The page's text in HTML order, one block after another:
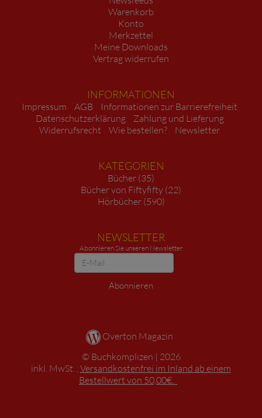
Warenkorb
Konto
Merkzettel
Meine Downloads
Vertrag widerrufen
INFORMATIONEN
Impressum AGB
Informationen zur Barrierefreiheit
Datenschutzerklärung
Zahlung und Lieferung
Widerrufsrecht
Wie bestellen? Newsletter
KATEGORIEN
Bücher (35)
Bücher von Fiftyfifty (22)
Hörbücher (590)
NEWSLETTER
Abonnieren Sie unseren Newsletter
Newsletter
Abonnieren
Overton Magazin
Buchkomplizen
2026
* inkl. MwSt. , Versandkostenfrei im Inland ab einem
Bestellwert von 50,00€.